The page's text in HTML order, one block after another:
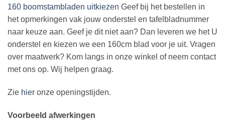
160 boomstambladen uitkiezen Geef bij het bestellen in
het opmerkingen vak jouw onderstel en tafelbladnummer
naar keuze aan. Geef je dit niet aan? Dan leveren we het U
onderstel en kiezen we een 160cm blad voor je uit. Vragen
over maatwerk? Kom langs in onze winkel of neem contact
met ons op. Wij helpen graag.
Zie hier onze openingstijden.
Voorbeeld afwerkingen